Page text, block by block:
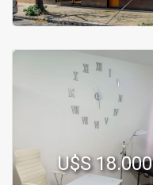
U$S 18.000